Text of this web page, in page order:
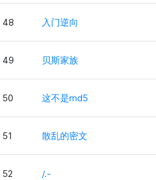
48 入门逆向
49 贝斯家族
50 这不是md5
51 散乱的密文
52 /.-